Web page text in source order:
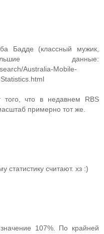
Бадде (классный мужик,
данные:
Australia-Mobile-
того, что в недавнем RBS
примерно тот же.
статистику считают. хз :)
107%. По крайней